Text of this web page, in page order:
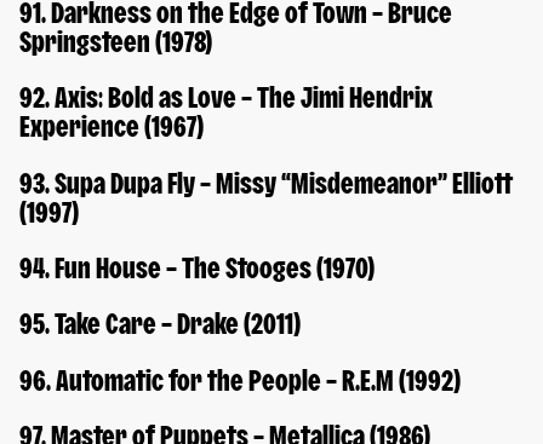
91. Darkness on the Edge of Town – Bruce
Springsteen (1978)
92. Axis: Bold as Love – The Jimi Hendrix
Experience (1967)
93. Supa Dupa Fly – Missy “Misdemeanor” Elliott
(1997)
94. Fun House – The Stooges (1970)
95. Take Care – Drake (2011)
96. Automatic for the People – R.E.M (1992)